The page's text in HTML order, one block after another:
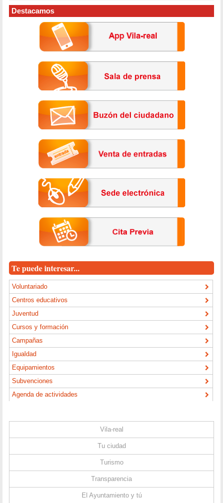
Destacamos
Te puede interesar...
Voluntariado
Centros educativos
Juventud
Cursos y formación
Campañas
Igualdad
Equipamientos
Subvenciones
Agenda de actividades
Vila-real
Tu ciudad
Turismo
Transparencia
El Ayuntamiento y tú